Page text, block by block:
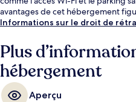
avantages de cet hébergement
Informations sur le droit de
Plus
hébergement
Aperçu